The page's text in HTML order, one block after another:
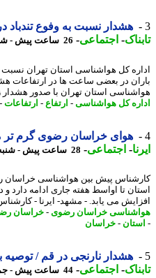
هشدار نسبت به وفوع تندباد در
-اجتماعی-26 ساعت پیش - شنبه 17 مرداد 1405، 13:45
کل هواشناسی استان تهران نسبت به
در بعضی ساعت ها در ارتفاعات هشدار
استان تهران با صدور هشدار
کل هواشناسی-ارتفاع -ارتفاعات-
هوای خراسان رضوی گرم تر می
-اجتماعی-28 ساعت پیش - شنبه 17 مرداد 1405، 11:45
پیش بین هواشناسی خراسان
تا اواسط هفته جاری ادامه دارد و دما
می یابد. - مشهد- ایرنا - کارشناس
خراسان رضوی-خراسان رضوی
-خراسان
هشدار نارنجی در قم / توصیه به
-اجتماعی-44 ساعت پیش - جمعه 16 مرداد 1405، 19:55